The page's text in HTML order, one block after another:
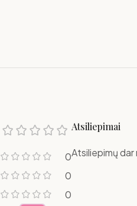
0
0
0
Atsiliepimai
Atsiliepimų dar